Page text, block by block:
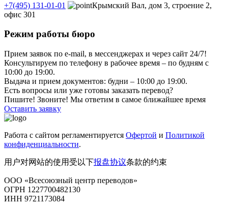
+7(495) 131-01-01
Крымский Вал, дом 3, строение 2,
офис 301
Режим работы бюро
Прием заявок по e-mail, в мессенджерах и через сайт 24/7!
Консультируем по телефону в рабочее время – по будням с
10:00 до 19:00.
Выдача и прием документов: будни – 10:00 до 19:00.
Есть вопросы или уже готовы заказать перевод?
Пишите! Звоните! Мы ответим в самое ближайшее время
Оставить заявку
Работа с сайтом регламентируется Офертой и Политикой
конфиденциальности.
用户对网站的使用受以下报盘协议条款的约束
ООО «Всесоюзный центр переводов»
ОГРН 1227700482130
ИНН 9721173084